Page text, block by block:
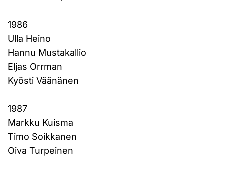
1986
Ulla Heino
Hannu Mustakallio
Eljas Orrman
Kyösti Väänänen
1987
Markku Kuisma
Timo Soikkanen
Oiva Turpeinen